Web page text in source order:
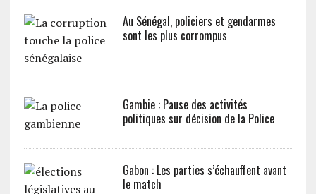
Au Sénégal, policiers et gendarmes
sont les plus corrompus
Gambie : Pause des activités
politiques sur décision de la Police
Gabon : Les parties s’échauffent avant
le match